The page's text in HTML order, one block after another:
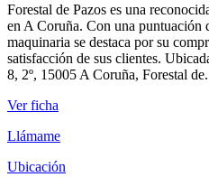
Forestal de Pazos es una
en A Coruña. Con una puntuación
maquinaria se destaca por su
satisfacción de sus clientes.
8, 2º, 15005 A Coruña, Forestal
Ver ficha
Llámame
Ubicación